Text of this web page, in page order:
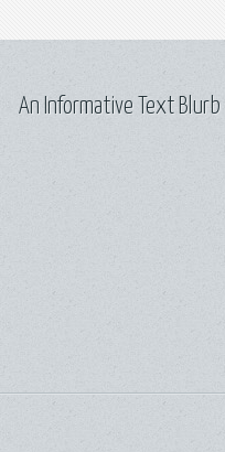
An Informative Text Blurb